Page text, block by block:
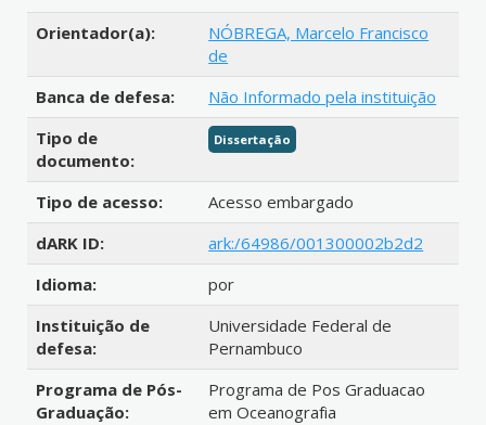
Orientador(a):
NÓBREGA, Marcelo Francisco
de
Banca de defesa:
Não Informado pela instituição
Tipo de
documento:
Dissertação
Tipo de acesso:
Acesso embargado
dARK ID:
ark:/64986/001300002b2d2
Idioma:
por
Instituição de
defesa:
Universidade Federal de
Pernambuco
Programa de Pós-
Graduação:
Programa de Pos Graduacao
em Oceanografia